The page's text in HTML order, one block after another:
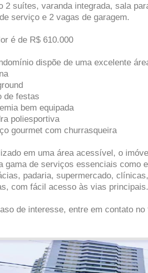
2 suítes, varanda integrada, sala
serviço e 2 vagas de garagem.
é de R$ 610.000
dispõe de uma excelente
de festas
bem equipada
poliesportiva
gourmet com churrasqueira
em uma área acessível, o
gama de serviços essenciais como
padaria, supermercado,
com fácil acesso às vias
de interesse, entre em contato